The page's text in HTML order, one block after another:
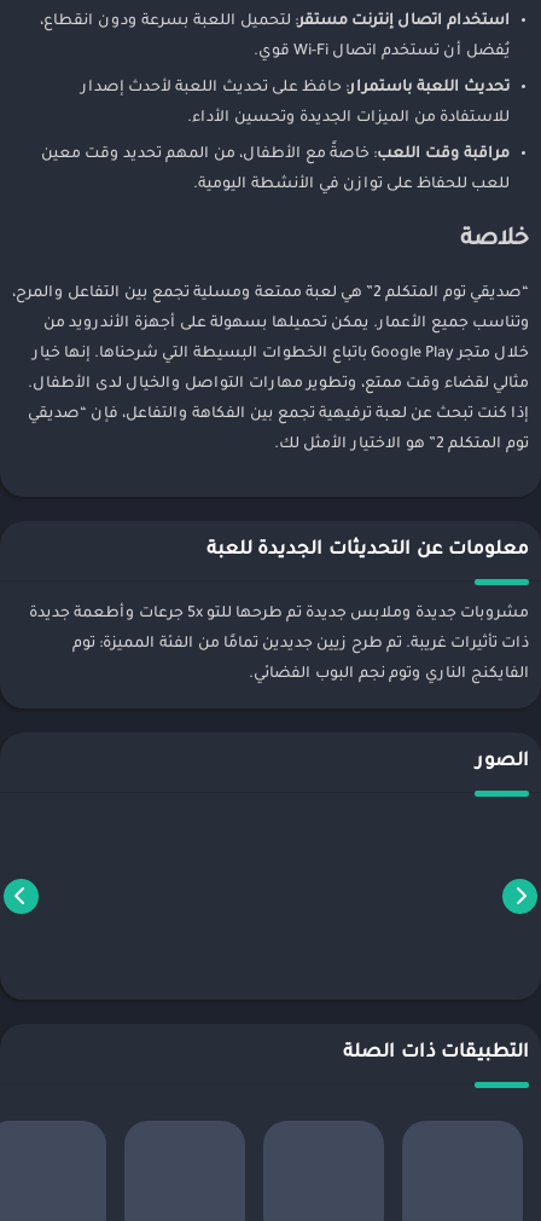
استخدام اتصال إنترنت مستقر: لتحميل اللعبة بسرعة ودون انقطاع،
يُفضل أن تستخدم اتصال Wi-Fi قوي.
تحديث اللعبة باستمرار: حافظ على تحديث اللعبة لأحدث إصدار
للاستفادة من الميزات الجديدة وتحسين الأداء.
مراقبة وقت اللعب: خاصةً مع الأطفال، من المهم تحديد وقت معين
للعب للحفاظ على توازن في الأنشطة اليومية.
خلاصة
“صديقي توم المتكلم 2” هي لعبة ممتعة ومسلية تجمع بين التفاعل والمرح،
وتناسب جميع الأعمار. يمكن تحميلها بسهولة على أجهزة الأندرويد من
خلال متجر Google Play باتباع الخطوات البسيطة التي شرحناها. إنها خيار
مثالي لقضاء وقت ممتع، وتطوير مهارات التواصل والخيال لدى الأطفال.
إذا كنت تبحث عن لعبة ترفيهية تجمع بين الفكاهة والتفاعل، فإن “صديقي
توم المتكلم 2” هو الاختيار الأمثل لك.
معلومات عن التحديثات الجديدة للعبة
مشروبات جديدة وملابس جديدة تم طرحها للتو 5x جرعات وأطعمة جديدة
ذات تأثيرات غريبة. تم طرح زيين جديدين تمامًا من الفئة المميزة: توم
الفايكنج الناري وتوم نجم البوب الفضائي.
الصور
التطبيقات ذات الصلة